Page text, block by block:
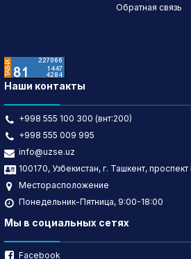
Обратная связь
Наши контакты
+998 555 100 300 (внт:200)
+998 555 009 995
info@uzse.uz
100170, Узбекистан, г. Ташкент,
Месторасположение
Понедельник-Пятница, 9:00-18:00
Мы в социальных сетях
Facebook